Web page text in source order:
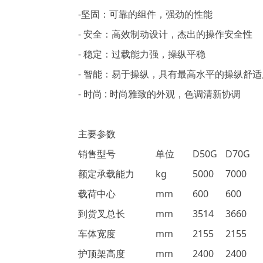
-坚固：可靠的组件，强劲的性能
- 安全：高效制动设计，杰出的操作安全性
- 稳定：过载能力强，操纵平稳
- 智能：易于操纵，具有最高水平的操纵舒
- 时尚 : 时尚雅致的外观，色调清新协调
主要参数
销售型号
单位 D50G
D70G
额定承载能力
kg 5000
7000
载荷中心
mm 600
600
到货叉总长
mm 3514
3660
车体宽度
mm 2155
2155
护顶架高度
mm 2400 2400